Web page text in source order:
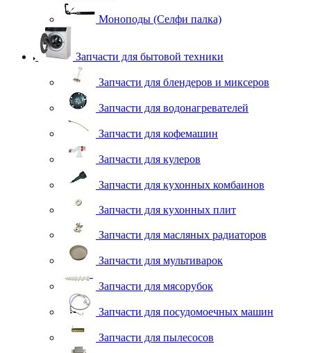
Моноподы (Селфи палка)
Запчасти для бытовой техники
Запчасти для блендеров и миксеров
Запчасти для водонагревателей
Запчасти для кофемашин
Запчасти для кулеров
Запчасти для кухонных комбаинов
Запчасти для кухонных плит
Запчасти для масляных радиаторов
Запчасти для мультиварок
Запчасти для мясорубок
Запчасти для посудомоечных машин
Запчасти для пылесосов